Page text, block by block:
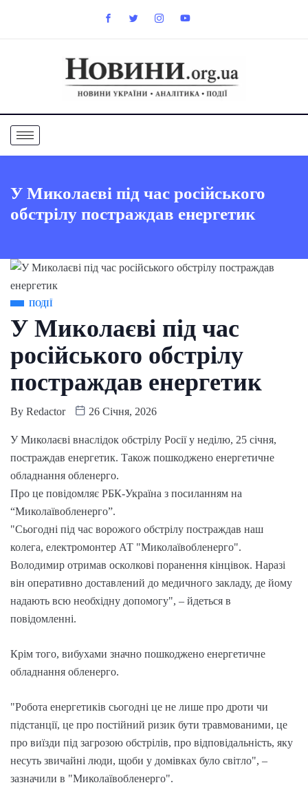
У Миколаєві під час російського
обстрілу постраждав енергетик
ПОДІЇ
У Миколаєві під час
російського обстрілу
постраждав енергетик
By Redactor 26 Січня, 2026
У Миколаєві внаслідок обстрілу Росії у неділю, 25 січня,
постраждав енергетик. Також пошкоджено енергетичне
обладнання обленерго.
Про це повідомляє РБК-Україна з посиланням на
“Миколаївобленерго”.
"Сьогодні під час ворожого обстрілу постраждав наш
колега, електромонтер АТ "Миколаївобленерго".
Володимир отримав осколкові поранення кінцівок. Наразі
він оперативно доставлений до медичного закладу, де йому
надають всю необхідну допомогу", – йдеться в
повідомленні.
Крім того, вибухами значно пошкоджено енергетичне
обладнання обленерго.
"Робота енергетиків сьогодні це не лише про дроти чи
підстанції, це про постійний ризик бути травмованими, це
про виїзди під загрозою обстрілів, про відповідальність, яку
несуть звичайні люди, щоби у домівках було світло", –
зазначили в "Миколаївобленерго".